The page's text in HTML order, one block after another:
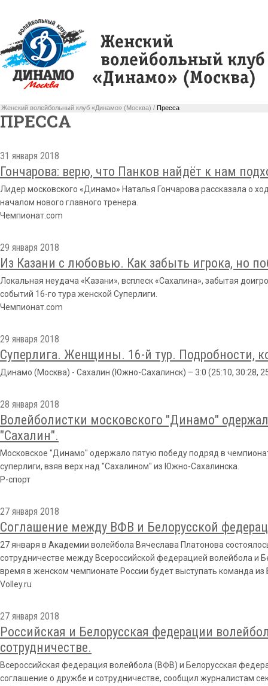
Женский волейбольный клуб «Динамо» (Москва) / Пресса
ПРЕССА
31 января 2018
Гончарова: верю, что Панков найдёт к нам
Лидер московского «Динамо» Наталья Гончарова рассказала о
началом нового главного тренера.
Чемпионат.com
29 января 2018
Из Казани с любовью. Как забыть игрока, но
Локальная неудача «Казани», всплеск «Сахалина», забытая
событий 16-го тура женской Суперлиги.
Чемпионат.com
29 января 2018
Суперлига. Женщины. 16-й тур. Подробности,
Динамо (Москва) - Сахалин (Южно-Сахалинск) – 3:0 (25:10, 30:28,
28 января 2018
Волейболистки московского "Динамо"
"Сахалин".
Московское "Динамо" одержало пятую победу подряд в
суперлиги, взяв верх над "Сахалином" из Южно-Сахалинска.
Р-спорт
27 января 2018
Соглашение между ВФВ и Белорусской
27 января в Академии волейбола Вячеслава Платонова
сотрудничестве между Всероссийской федерацией волейбола и
время в женском чемпионате России будет выступать команда из
Volley.ru
27 января 2018
Российская и Белорусская федерации
сотрудничестве.
Всероссийская федерация волейбола (ВФВ) и Белорусская
соглашение о дружбе и сотрудничестве, сообщил журналистам